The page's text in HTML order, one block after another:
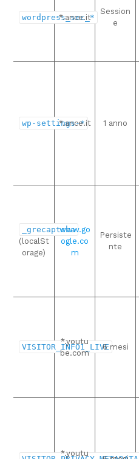
wordpress_sec_*
*.ance.it
Session
e
wp-settings-*
*.ance.it 1 anno
_grecaptcha
(localSt
orage)
www.go
ogle.co
m
Persiste
nte
VISITOR_INFO1_LIVE
*.youtu
be.com
6 mesi
*.youtu